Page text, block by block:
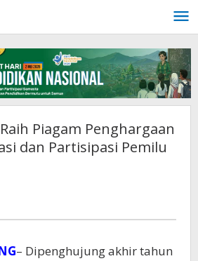
Piagam Penghargaan
dan Partisipasi Pemilu
– Dipenghujung akhir tahun